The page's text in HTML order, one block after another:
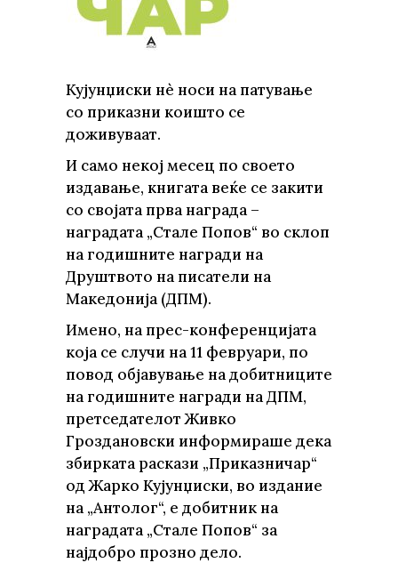
Кујунџиски нè носи на патување
со приказни коишто се
доживуваат.
И само некој месец по своето
издавање, книгата веќе се закити
со својата прва награда –
наградата „Стале Попов“ во склоп
на годишните награди на
Друштвото на писатели на
Македонија (ДПМ).
Имено, на прес-конференцијата
која се случи на 11 февруари, по
повод објавување на добитниците
на годишните награди на ДПМ,
претседателот Живко
Гроздановски информираше дека
збирката раскази „Приказничар“
од Жарко Кујунџиски, во издание
на „Антолог“, е добитник на
наградата „Стале Попов“ за
најдобро прозно дело.